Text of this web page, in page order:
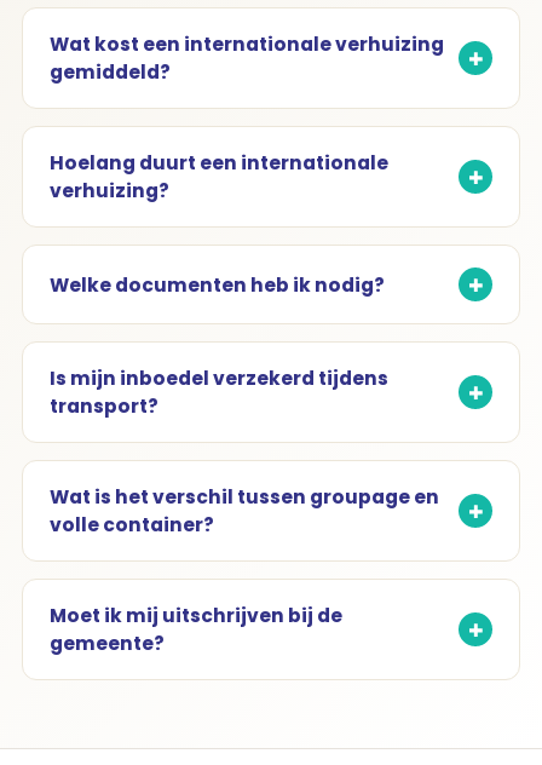
Wat kost een internationale verhuizing
gemiddeld?
Hoelang duurt een internationale
verhuizing?
Welke documenten heb ik nodig?
Is mijn inboedel verzekerd tijdens
transport?
Wat is het verschil tussen groupage en
volle container?
Moet ik mij uitschrijven bij de
gemeente?